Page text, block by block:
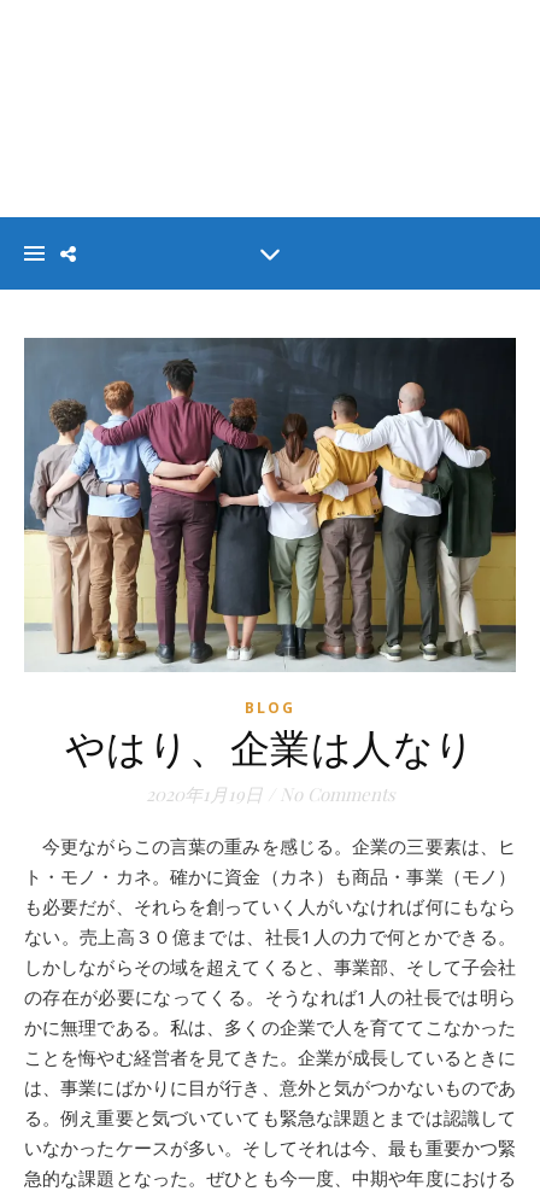
BLOG
やはり、企業は人なり
2020年1月19日 No Comments
今更ながらこの言葉の重みを感じる。企業の三要素は、ヒ
ト・モノ・カネ。確かに資金（カネ）も商品・事業（モノ）
も必要だが、それらを創っていく人がいなければ何にもなら
ない。売上高３０億までは、社長1人の力で何とかできる。
しかしながらその域を超えてくると、事業部、そして子会社
の存在が必要になってくる。そうなれば1人の社長では明ら
かに無理である。私は、多くの企業で人を育ててこなかった
ことを悔やむ経営者を見てきた。企業が成長しているときに
は、事業にばかりに目が行き、意外と気がつかないものであ
る。例え重要と気づいていても緊急な課題とまでは認識して
いなかったケースが多い。そしてそれは今、最も重要かつ緊
急的な課題となった。ぜひとも今一度、中期や年度における